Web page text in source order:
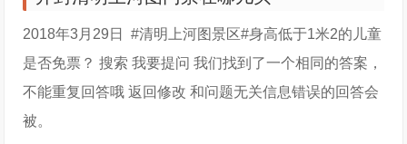
2018年3月29日 #清明上河图景区#身高低于1米2的儿童
是否免票？ 搜索 我要提问 我们找到了一个相同的答案，
不能重复回答哦 返回修改 和问题无关信息错误的回答会
被。